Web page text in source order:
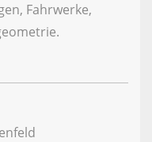
Fahrwerke,